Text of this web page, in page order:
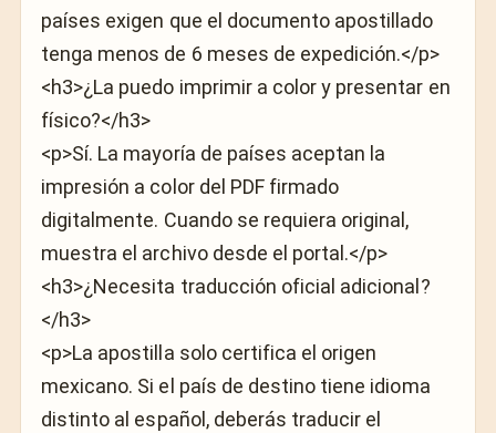
países exigen que el documento apostillado
tenga menos de 6 meses de expedición.</p>
<h3>¿La puedo imprimir a color y presentar en
físico?</h3>
<p>Sí. La mayoría de países aceptan la
impresión a color del PDF firmado
digitalmente. Cuando se requiera original,
muestra el archivo desde el portal.</p>
<h3>¿Necesita traducción oficial adicional?
</h3>
<p>La apostilla solo certifica el origen
mexicano. Si el país de destino tiene idioma
distinto al español, deberás traducir el